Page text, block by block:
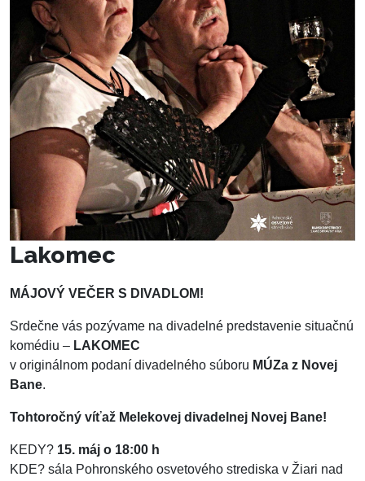
Lakomec
MÁJOVÝ VEČER S DIVADLOM!
Srdečne vás pozývame na divadelné predstavenie situačnú
komédiu – LAKOMEC
v originálnom podaní divadelného súboru MÚZa z Novej
Bane.
Tohtoročný víťaž Melekovej divadelnej Novej Bane!
KEDY? 15. máj o 18:00 h
KDE? sála Pohronského osvetového strediska v Žiari nad